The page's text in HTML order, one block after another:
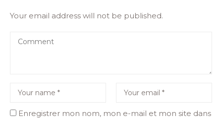
Your email address will not be published.
Enregistrer mon nom, mon e-mail et mon site dans